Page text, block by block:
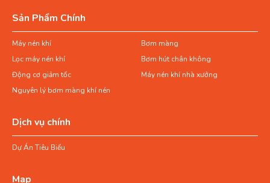
Sản Phẩm Chính
Máy nén khí
Bơm màng
Lọc máy nén khí
Bơm hút chân không
Động cơ giảm tốc
Máy nén khí nhà xưởng
Nguyên lý bơm màng khí nén
Dịch vụ chính
Dự Án Tiêu Biểu
Map